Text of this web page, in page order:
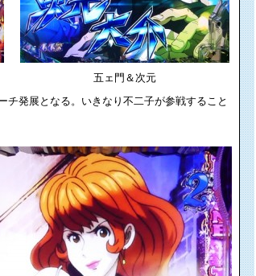
五ェ門＆次元
発展となる。いきなり不二子が参戦すること